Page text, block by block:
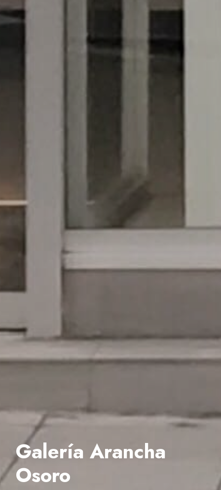
Galería Arancha
Osoro